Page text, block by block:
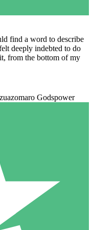
find a word to describe
deeply indebted to do
from the bottom of my
Godspower